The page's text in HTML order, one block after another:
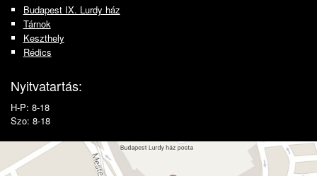
Budapest IX. Lurdy ház
Tárnok
Keszthely
Rédics
Nyitvatartás:
H-P: 8-18
Szo: 8-18